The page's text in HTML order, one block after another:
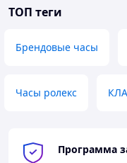
ТОП теги
Брендовые часы
Часы ролекс
Программа